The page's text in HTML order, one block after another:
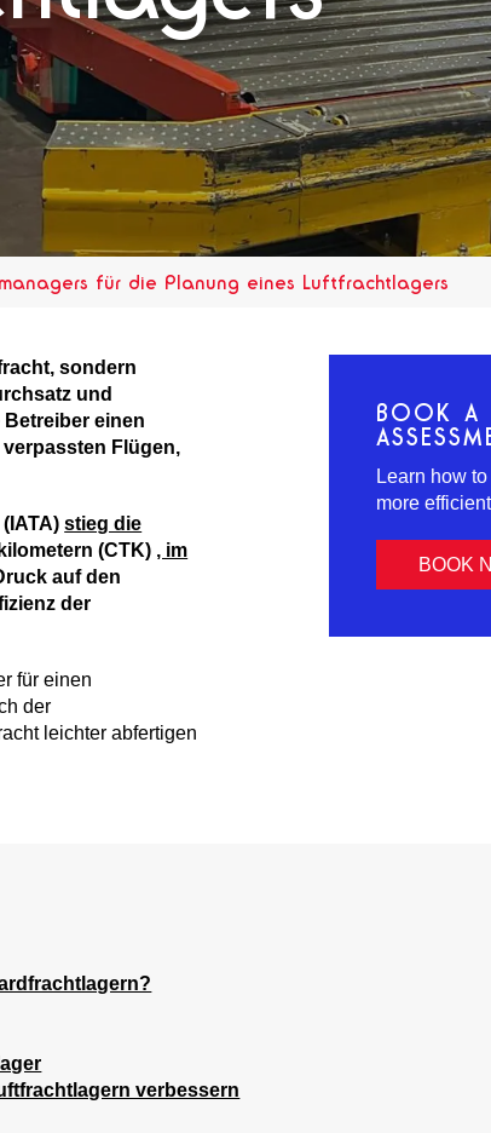
für die Planung eines Luftfrachtlagers
sondern
und
einen
Flügen,
(IATA)stieg die
(CTK) , im
auf den
der
für einen
der
leichter abfertigen
BOOK A
Learn how
more
BOOK
verbessern